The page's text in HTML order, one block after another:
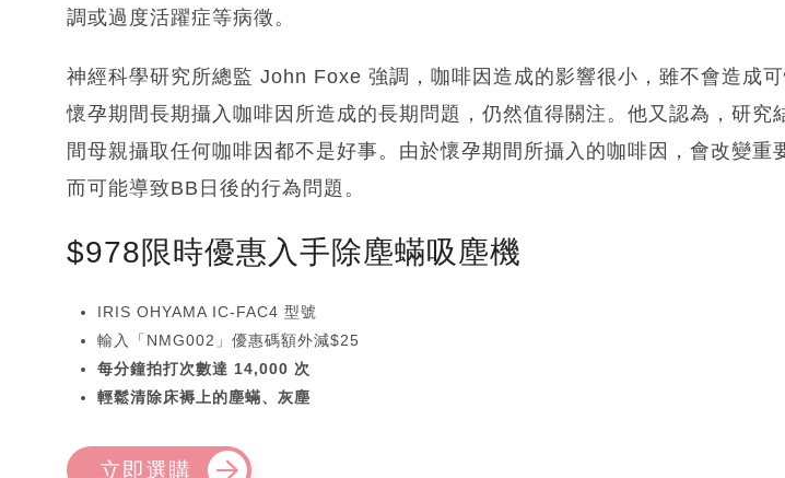
調或過度活躍症等病徵。
神經科學研究所總監 John Foxe 強調，咖啡因造成的影響很小，雖不會造成
懷孕期間長期攝入咖啡因所造成的長期問題，仍然值得關注。他又認為，研究
間母親攝取任何咖啡因都不是好事。由於懷孕期​​間所攝入的咖啡因，會改變重
而可能導致BB日後的行為問題。
$978限時優惠入手除塵蟎吸塵機
IRIS OHYAMA IC-FAC4 型號
輸入「NMG002」優惠碼額外減$25
每分鐘拍打次數達 14,000 次
輕鬆清除床褥上的塵蟎、灰塵
立即選購